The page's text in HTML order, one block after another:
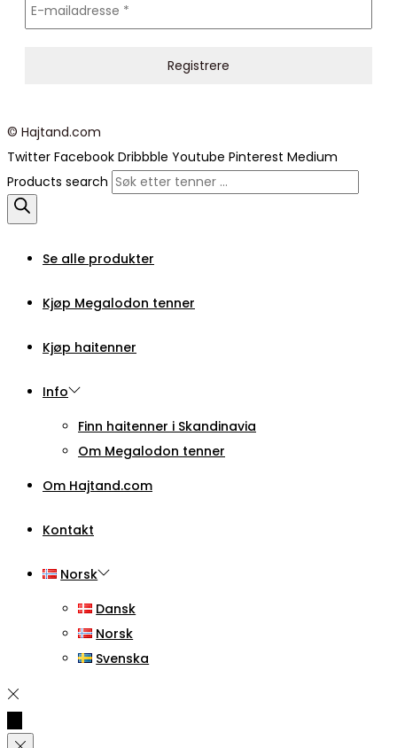
© Hajtand.com
Twitter Facebook Dribbble Youtube Pinterest Medium
Products search
Se alle produkter
Kjøp Megalodon tenner
Kjøp haitenner
Info
Finn haitenner i Skandinavia
Om Megalodon tenner
Om Hajtand.com
Kontakt
Norsk
Dansk
Norsk
Svenska